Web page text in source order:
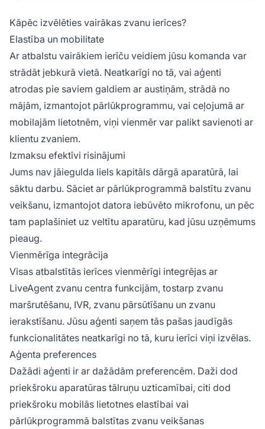
Kāpēc izvēlēties vairākas zvanu ierīces?
Elastība un mobilitate
Ar atbalstu vairākiem ierīču veidiem jūsu komanda var
strādāt jebkurā vietā. Neatkarīgi no tā, vai aģenti
atrodas pie saviem galdiem ar austiņām, strādā no
mājām, izmantojot pārlūkprogrammu, vai ceļojumā ar
mobilajām lietotnēm, viņi vienmēr var palikt savienoti ar
klientu zvaniem.
Izmaksu efektīvi risinājumi
Jums nav jāiegulda liels kapitāls dārgā aparatūrā, lai
sāktu darbu. Sāciet ar pārlūkprogrammā balstītu zvanu
veikšanu, izmantojot datora iebūvēto mikrofonu, un pēc
tam paplašiniet uz veltītu aparatūru, kad jūsu uzņēmums
pieaug.
Vienmērīga integrācija
Visas atbalstītās ierīces vienmērīgi integrējas ar
LiveAgent zvanu centra funkcijām, tostarp zvanu
maršrutēšanu, IVR, zvanu pārsūtīšanu un zvanu
ierakstīšanu. Jūsu aģenti saņem tās pašas jaudīgās
funkcionalitātes neatkarīgi no tā, kuru ierīci viņi izvēlas.
Aģenta preferences
Dažādi aģenti ir ar dažādām preferencēm. Daži dod
priekšroku aparatūras tālruņu uzticamībai, citi dod
priekšroku mobilās lietotnes elastībai vai
pārlūkprogrammā balstītas zvanu veikšanas